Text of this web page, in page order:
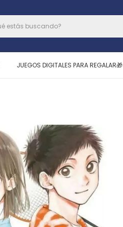
JUEGOS DIGITALES PARA REGALAR🎁